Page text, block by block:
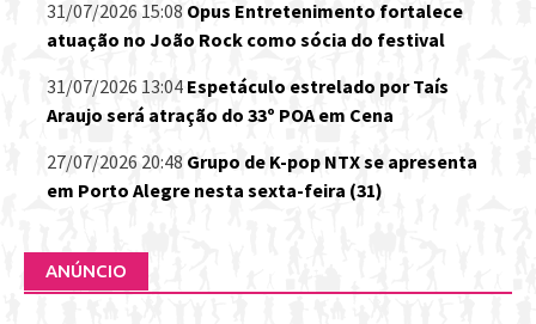
31/07/2026 15:08 Opus Entretenimento fortalece
atuação no João Rock como sócia do festival
31/07/2026 13:04 Espetáculo estrelado por Taís
Araujo será atração do 33º POA em Cena
27/07/2026 20:48 Grupo de K-pop NTX se apresenta
em Porto Alegre nesta sexta-feira (31)
ANÚNCIO